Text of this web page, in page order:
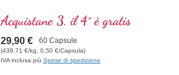
Acquistane 3, il 4° è gratis
29,90 € 60 Capsule
(439,71 €/kg, 0,50 €/Capsula)
IVA inclusa più Spese di spedizione